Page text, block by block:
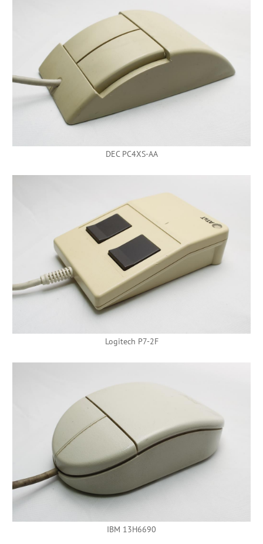
DEC PC4XS-AA
Logitech P7-2F
IBM 13H6690